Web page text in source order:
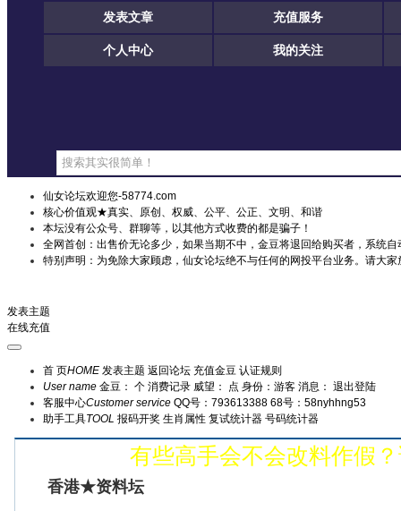
发表文章 充值服务
个人中心 我的关注
仙女论坛欢迎您-58774.com
核心价值观★真实、原创、权威、公平、公正、文明、和谐
本坛没有公众号、群聊等，以其他方式收费的都是骗子！
全网首创：出售价无论多少，如果当期不中，金豆将退回给购买者，系统自
特别声明：为免除大家顾虑，仙女论坛绝不与任何的网投平台业务。请大家
发表主题
在线充值
首 页HOME 发表主题 返回论坛 充值金豆 认证规则
User name 金豆： 个 消费记录 威望： 点 身份：游客 消息： 退出登陆
客服中心Customer service QQ号：793613388 68号：58nyhhng53
助手工具TOOL 报码开奖 生肖属性 复试统计器 号码统计器
有些高手会不会改料作假
香港★资料坛